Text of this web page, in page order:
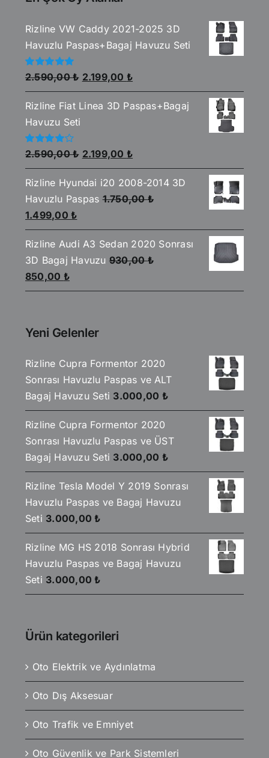
Rizline VW Caddy 2021-2025 3D
Havuzlu Paspas+Bagaj Havuzu Seti
5
üzerinden
5.00oy aldı
2.590,00₺ Orijinal
fiyat:
2.590,00 ₺.
2.199,00 ₺Şu
andaki
fiyat:
Rizline Fiat Linea 3D Paspas+Bagaj
Havuzu Seti
5
üzerinden
4.00oy
aldı
2.590,00₺ Orijinal
fiyat:
2.590,00 ₺.
2.199,00 ₺Şu
andaki
fiyat:
2.199,00 ₺.
Rizline Hyundai i20 2008-2014 3D
Havuzlu Paspas 1.750,00₺
Orijinal
fiyat:
1.750,00 ₺.
1.499,00 ₺Şu
andaki
fiyat:
1.499,00 ₺.
Rizline Audi A3 Sedan 2020 Sonrası
3D Bagaj Havuzu 930,00₺
Orijinal
fiyat:
850,00 ₺Şu
andaki
Yeni Gelenler
Rizline Cupra Formentor 2020
Sonrası Havuzlu Paspas ve ALT
Bagaj Havuzu Seti 3.000,00 ₺
Rizline Cupra Formentor 2020
Sonrası Havuzlu Paspas ve ÜST
Bagaj Havuzu Seti 3.000,00 ₺
Rizline Tesla Model Y 2019 Sonrası
Havuzlu Paspas ve Bagaj Havuzu
Seti 3.000,00 ₺
Rizline MG HS 2018 Sonrası Hybrid
Havuzlu Paspas ve Bagaj Havuzu
Seti 3.000,00 ₺
Ürün kategorileri
Oto Elektrik ve Aydınlatma
Oto Dış Aksesuar
Oto Trafik ve Emniyet
Oto Güvenlik ve Park Sistemleri